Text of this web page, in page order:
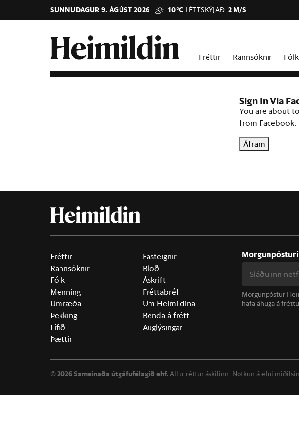
SUNNUDAGUR 9. ÁGÚST 2026 10°C LÉTTSKÝJAÐ 2 M/S
Fréttir Rannsóknir Fólk
Sign In Via
You are about
from Facebook.
Áfram
Fréttir
Rannsóknir
Fólk
Menning
Umræða
Þekking
Lífið
Þættir
Fasteignir
Blöð
Áskrift
Fréttabréf
Um Heimildina
Benda á frétt
Auglýsingar
Morgunpóstur
hafa áhuga á
©2026 Sameinaða útgáfufélagið ehf. Allur réttur áskilinn. Notkun á efni